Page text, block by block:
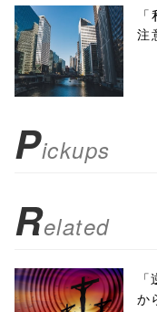
menubar=no,
toolbar=no,
scrollbars=yes'
false;"> シェア
注
Pickups
Related
か